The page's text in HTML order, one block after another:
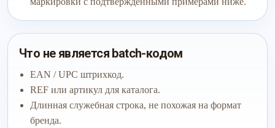
Что не является batch-кодом
EAN / UPC штрихкод.
REF или артикул для каталога.
Длинная служебная строка, не похожая на формат
бренда.